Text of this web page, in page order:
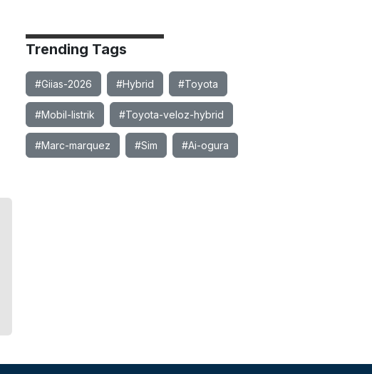
Trending Tags
#Giias-2026 #Hybrid #Toyota
#Mobil-listrik #Toyota-veloz-hybrid
#Marc-marquez #Sim #Ai-ogura